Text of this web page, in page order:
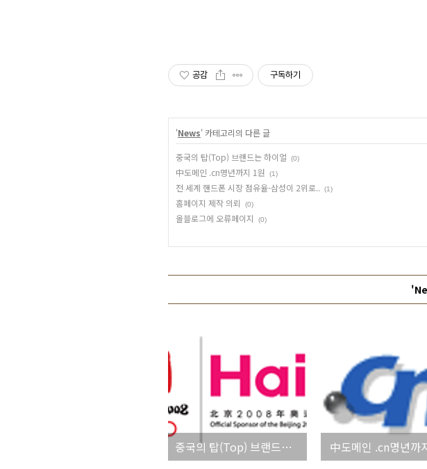
공감 구독하기
'News' 카테고리의 다른 글
중국의 탑(Top) 브랜드는 하이얼 (0)
中도메인 .cn명년까지 1원 (1)
전 세계 핸드폰 시장 점유율-삼성이 2위로.. (1)
홈페이지 제작 의뢰 (0)
올블로그에 오류페이지 (0)
중국의 탑(Top) 브랜드는 하이얼 中도메인 .cn명년까